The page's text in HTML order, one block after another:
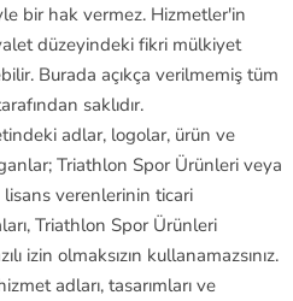
bir hak vermez. Hizmetler'in
düzeyindeki fikri mülkiyet
Burada açıkça verilmemiş tüm
saklıdır.
adlar, logolar, ürün ve
Triathlon Spor Ürünleri veya
lisans verenlerinin ticari
Triathlon Spor Ürünleri
izin olmaksızın kullanamazsınız.
adları, tasarımları ve